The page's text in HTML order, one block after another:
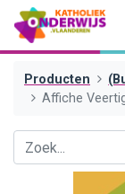
Producten
Affiche